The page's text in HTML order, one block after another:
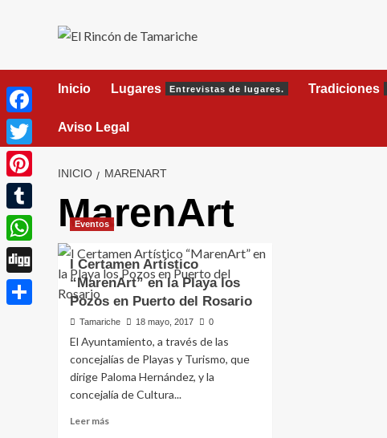
Inicio Lugares Entrevistas de lugares. Tradiciones
Aviso Legal
INICIO MARENART
MarenArt
Eventos
I Certamen Artístico
“MarenArt” en la Playa los
Pozos en Puerto del Rosario
Tamariche 18 mayo, 2017 0
El Ayuntamiento, a través de las
concejalías de Playas y Turismo, que
dirige Paloma Hernández, y la
concejalía de Cultura...
Leer más
Facebook
Twitter
Pinterest
Tumblr
WhatsApp
Digg